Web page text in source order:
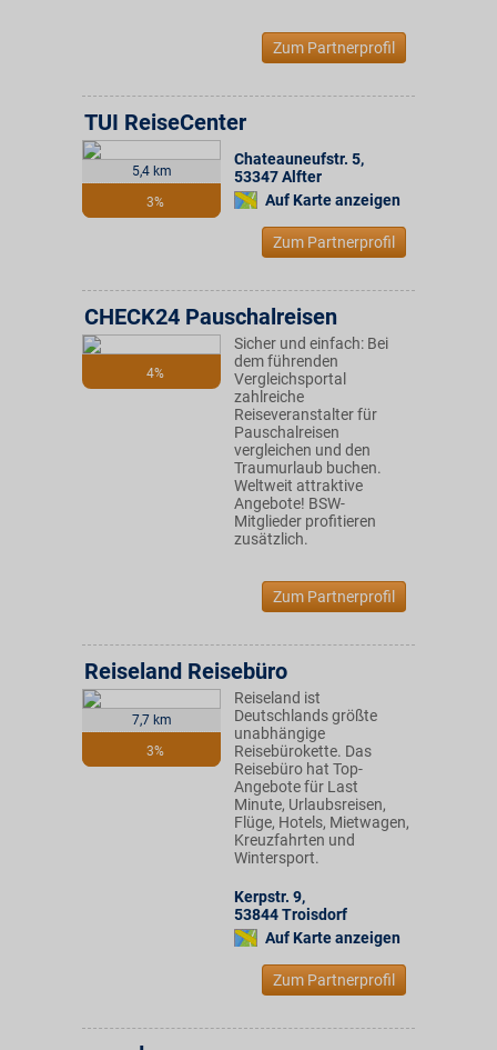
Zum Partnerprofil
5,4 km
3%
TUI ReiseCenter
Chateauneufstr. 5,
53347Alfter
Auf Karte anzeigen
Zum Partnerprofil
4%
CHECK24 Pauschalreisen
Sicher und einfach: Bei
dem führenden
Vergleichsportal
zahlreiche
Reiseveranstalter für
Pauschalreisen
vergleichen und den
Traumurlaub buchen.
Weltweit attraktive
Angebote! BSW-
Mitglieder profitieren
zusätzlich.
Zum Partnerprofil
7,7 km
3%
Reiseland Reisebüro
Reiseland ist
Deutschlands größte
unabhängige
Reisebürokette. Das
Reisebüro hat Top-
Angebote für Last
Minute, Urlaubsreisen,
Flüge, Hotels, Mietwagen,
Kreuzfahrten und
Wintersport.
Kerpstr. 9,
53844Troisdorf
Auf Karte anzeigen
Zum Partnerprofil